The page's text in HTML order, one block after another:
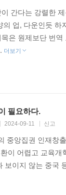
운 시기로 220
고, 정치적으로
가 기술의 전성
중에서
와 감독을 받으
부나 외교부처
대학 총장은 정부
. 연구비는 정부
을 적확하고 옳은
지, 세계의 미래
제도와 유교 이
화 및 이질성
간다는 강렬한
의 업, 다운인듯 하
은 원제보단 번
더보기
필요하다.
2024-09-11 신고
중앙집권 인재창
이 어렵고 교육
보이지 않는 중국